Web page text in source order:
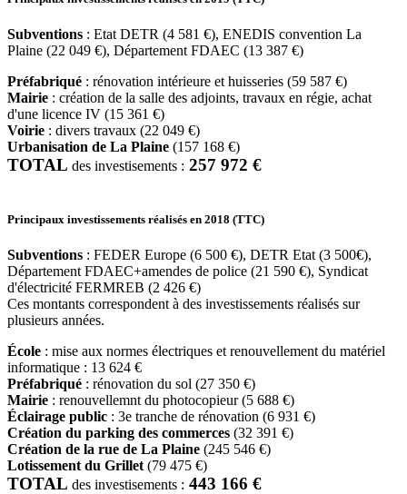
Subventions : Etat DETR (4 581 €), ENEDIS convention La
Plaine (22 049 €), Département FDAEC (13 387 €)
Préfabriqué : rénovation intérieure et huisseries (59 587 €)
Mairie : création de la salle des adjoints, travaux en régie, achat
d'une licence IV (15 361 €)
Voirie : divers travaux (22 049 €)
Urbanisation de La Plaine (157 168 €)
TOTAL des investisements : 257 972 €
Principaux investissements réalisés en 2018 (TTC)
Subventions : FEDER Europe (6 500 €), DETR Etat (3 500€),
Département FDAEC+amendes de police (21 590 €), Syndicat
d'électricité FERMREB (2 426 €)
Ces montants correspondent à des investissements réalisés sur
plusieurs années.
École : mise aux normes électriques et renouvellement du matériel
informatique : 13 624 €
Préfabriqué : rénovation du sol (27 350 €)
Mairie : renouvellemnt du photocopieur (5 688 €)
Éclairage public : 3e tranche de rénovation (6 931 €)
Création du parking des commerces (32 391 €)
Création de la rue de La Plaine (245 546 €)
Lotissement du Grillet (79 475 €)
TOTAL des investisements : 443 166 €